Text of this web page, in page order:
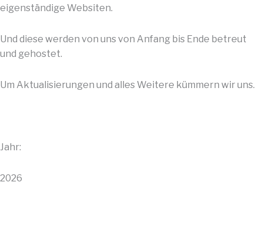
eigenständige Websiten.
Und diese werden von uns von Anfang bis Ende betreut
und gehostet.
Um Aktualisierungen und alles Weitere kümmern wir uns.
Jahr:
2026